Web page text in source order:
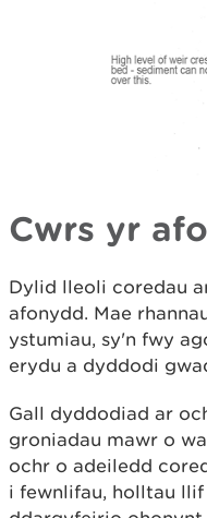
Cwrs yr
Dylid lleoli coredau
afonydd. Mae
ystumiau, sy'n fwy
erydu a dyddodi
Gall dyddodiad ar
groniadau mawr o
ochr o adeiledd
i fewnlifau, holltau